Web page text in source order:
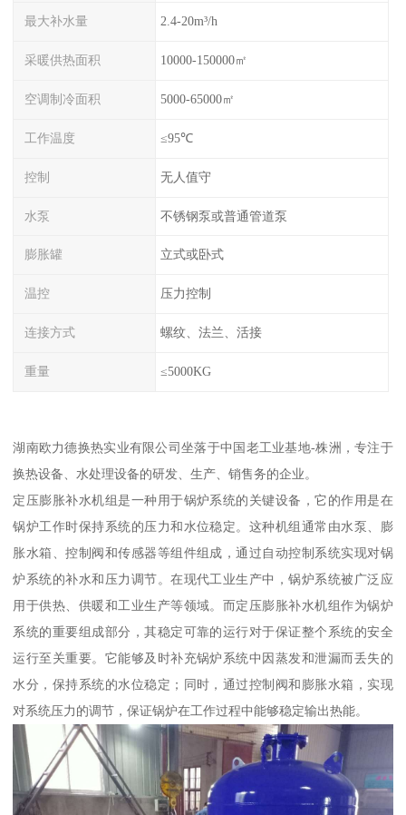
最大补水量 2.4-20m³/h
采暖供热面积 10000-150000㎡
空调制冷面积 5000-65000㎡
工作温度 ≤95℃
控制 无人值守
水泵 不锈钢泵或普通管道泵
膨胀罐 立式或卧式
温控 压力控制
连接方式 螺纹、法兰、活接
重量 ≤5000KG
湖南欧力德换热实业有限公司坐落于中国老工业基地-株洲，专注于
换热设备、水处理设备的研发、生产、销售务的企业。
定压膨胀补水机组是一种用于锅炉系统的关键设备，它的作用是在
锅炉工作时保持系统的压力和水位稳定。这种机组通常由水泵、膨
胀水箱、控制阀和传感器等组件组成，通过自动控制系统实现对锅
炉系统的补水和压力调节。在现代工业生产中，锅炉系统被广泛应
用于供热、供暖和工业生产等领域。而定压膨胀补水机组作为锅炉
系统的重要组成部分，其稳定可靠的运行对于保证整个系统的安全
运行至关重要。它能够及时补充锅炉系统中因蒸发和泄漏而丢失的
水分，保持系统的水位稳定；同时，通过控制阀和膨胀水箱，实现
对系统压力的调节，保证锅炉在工作过程中能够稳定输出热能。